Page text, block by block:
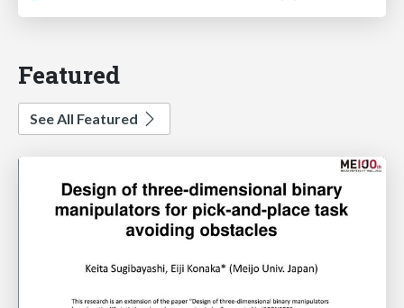
Featured
See All Featured